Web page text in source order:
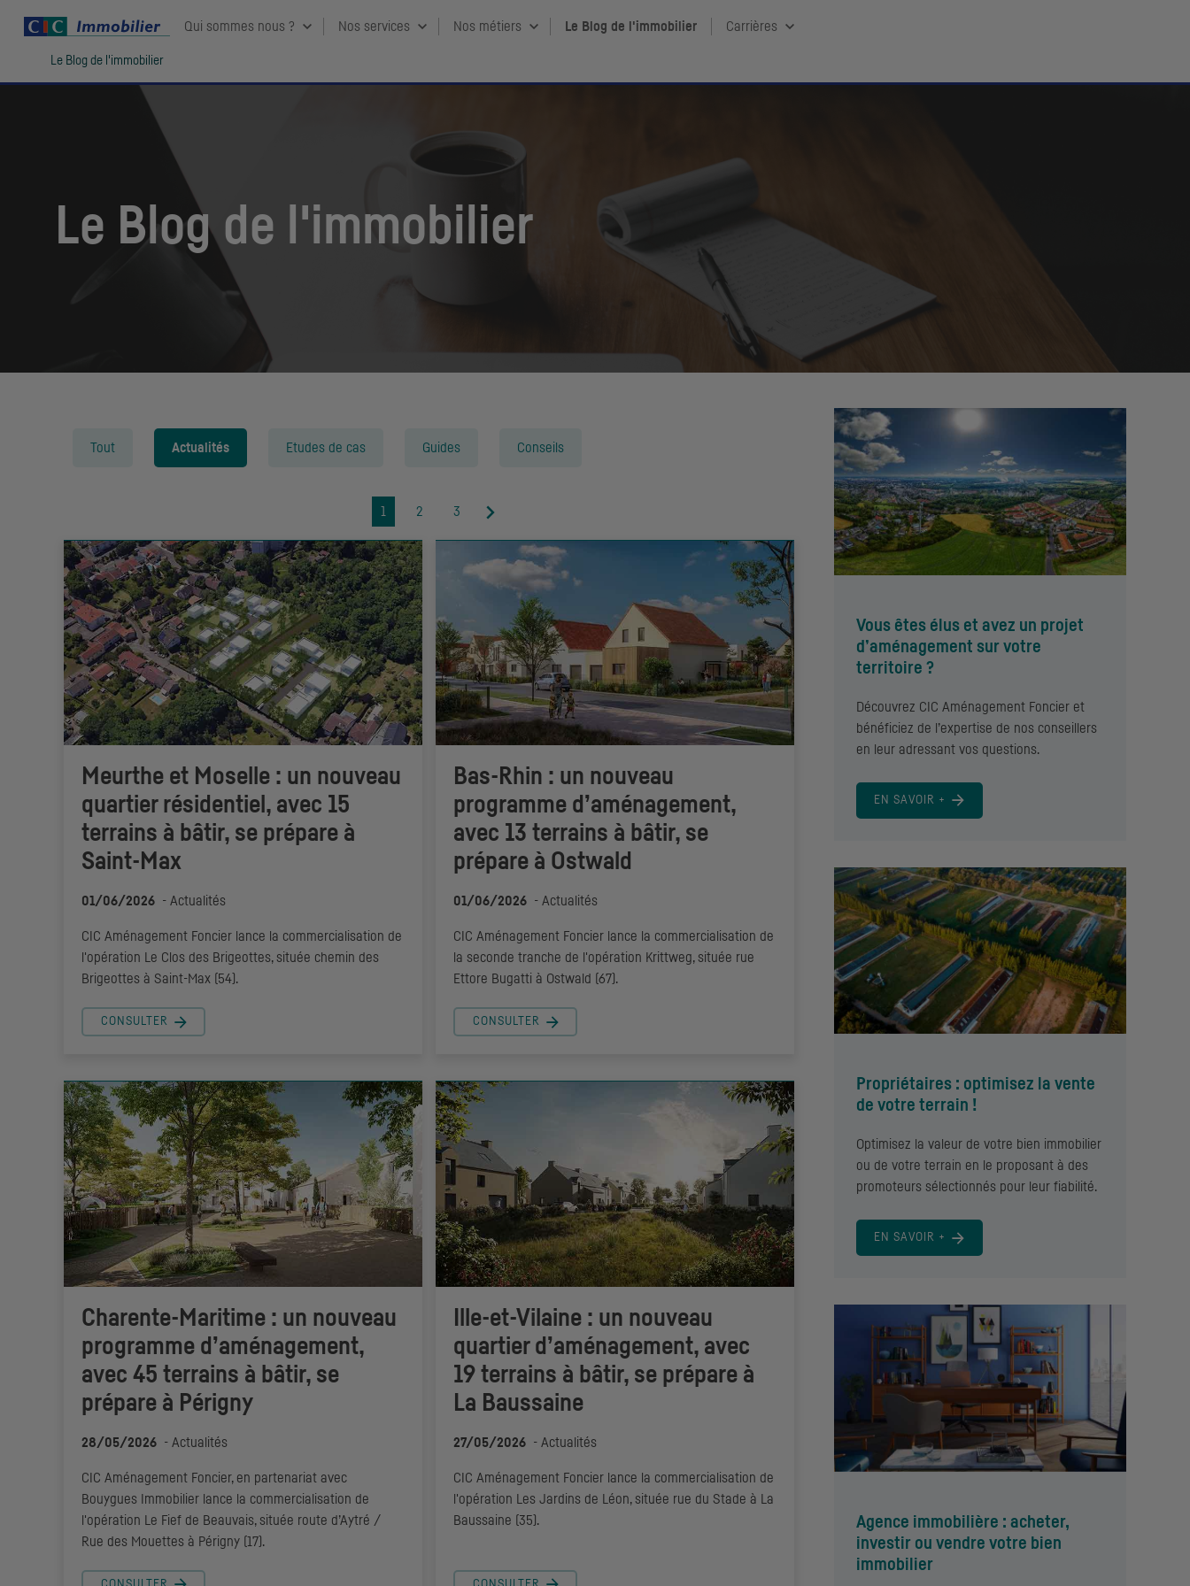
Qui sommes nous ? Nos services Nos métiers Le Blog de l'immobilier Carrières
Vous êtes ici:
Le Blog de l'immobilier
Le Blog de l'immobilier
Vous êtes élus et avez un projet
d’aménagement sur votre
territoire ?
Découvrez CIC Aménagement Foncier et
bénéficiez de l’expertise de nos conseillers
en leur adressant vos questions.
EN SAVOIR +
Propriétaires : optimisez la vente
de votre terrain !
Optimisez la valeur de votre bien immobilier
ou de votre terrain en le proposant à des
promoteurs sélectionnés pour leur fiabilité.
EN SAVOIR +
Agence immobilière : acheter,
investir ou vendre votre bien
immobilier
Tout Actualités Etudes de cas Guides Conseils
1 2 3
Meurthe et Moselle : un nouveau
quartier résidentiel, avec 15
terrains à bâtir, se prépare à
Saint-Max
01/06/2026 - Actualités
CIC Aménagement Foncier lance la commercialisation de
l'opération Le Clos des Brigeottes, située chemin des
Brigeottes à Saint-Max (54).
CONSULTER
Bas-Rhin : un nouveau
programme d’aménagement,
avec 13 terrains à bâtir, se
prépare à Ostwald
01/06/2026 - Actualités
CIC Aménagement Foncier lance la commercialisation de
la seconde tranche de l'opération Krittweg, située rue
Ettore Bugatti à Ostwald (67).
CONSULTER
Charente-Maritime : un nouveau
programme d’aménagement,
avec 45 terrains à bâtir, se
prépare à Périgny
28/05/2026 - Actualités
CIC Aménagement Foncier, en partenariat avec
Bouygues Immobilier lance la commercialisation de
l'opération Le Fief de Beauvais, située route d’Aytré /
Rue des Mouettes à Périgny (17).
Ille-et-Vilaine : un nouveau
quartier d’aménagement, avec
19 terrains à bâtir, se prépare à
La Baussaine
27/05/2026 - Actualités
CIC Aménagement Foncier lance la commercialisation de
l'opération Les Jardins de Léon, située rue du Stade à La
Baussaine (35).